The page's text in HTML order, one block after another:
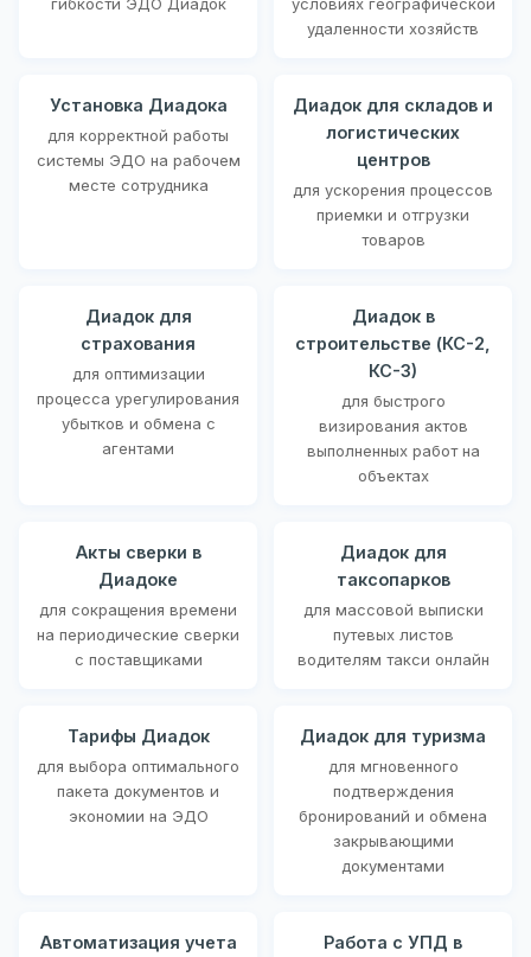
удаленности хозяйств
Установка Диадока
для корректной работы
системы ЭДО на рабочем
месте сотрудника
Диадок для складов и
логистических
центров
для ускорения процессов
приемки и отгрузки
товаров
Диадок для
страхования
для оптимизации
процесса урегулирования
убытков и обмена с
агентами
Диадок в
строительстве (КС-2,
КС-3)
для быстрого
визирования актов
выполненных работ на
объектах
Акты сверки в
Диадоке
для сокращения времени
на периодические сверки
с поставщиками
Диадок для
таксопарков
для массовой выписки
путевых листов
водителям такси онлайн
Тарифы Диадок
для выбора оптимального
пакета документов и
экономии на ЭДО
Диадок для туризма
для мгновенного
подтверждения
бронирований и обмена
закрывающими
документами
Автоматизация учета
Работа с УПД в